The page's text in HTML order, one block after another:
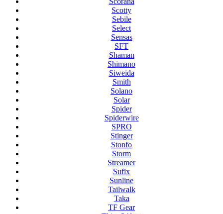
Scotty
Sebile
Select
Sensas
SFT
Shaman
Shimano
Siweida
Smith
Solano
Solar
Spider
Spiderwire
SPRO
Stinger
Stonfo
Storm
Streamer
Sufix
Sunline
Tailwalk
Taka
TF Gear